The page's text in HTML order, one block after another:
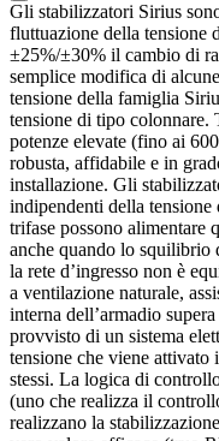
Gli stabilizzatori Sirius
fluttuazione della tensione
±25%/±30% il cambio di
semplice modifica di
tensione della famiglia
tensione di tipo colonnare.
potenze elevate (fino ai
robusta, affidabile e in
installazione. Gli
indipendenti della
trifase possono alimentare
anche quando lo squilibrio
la rete d’ingresso non è
a ventilazione naturale,
interna dell’armadio
provvisto di un sistema
tensione che viene attivato
stessi. La logica di
(uno che realizza il
realizzano la